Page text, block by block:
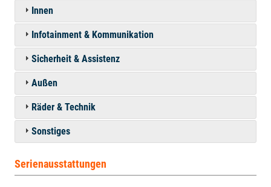
Innen
Infotainment & Kommunikation
Sicherheit & Assistenz
Außen
Räder & Technik
Sonstiges
Serienausstattungen